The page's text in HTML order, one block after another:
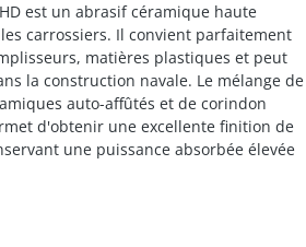
est un abrasif céramique haute
carrossiers. Il convient parfaitement
matières plastiques et peut
la construction navale. Le mélange de
auto-affûtés et de corindon
d'obtenir une excellente finition de
une puissance absorbée élevée